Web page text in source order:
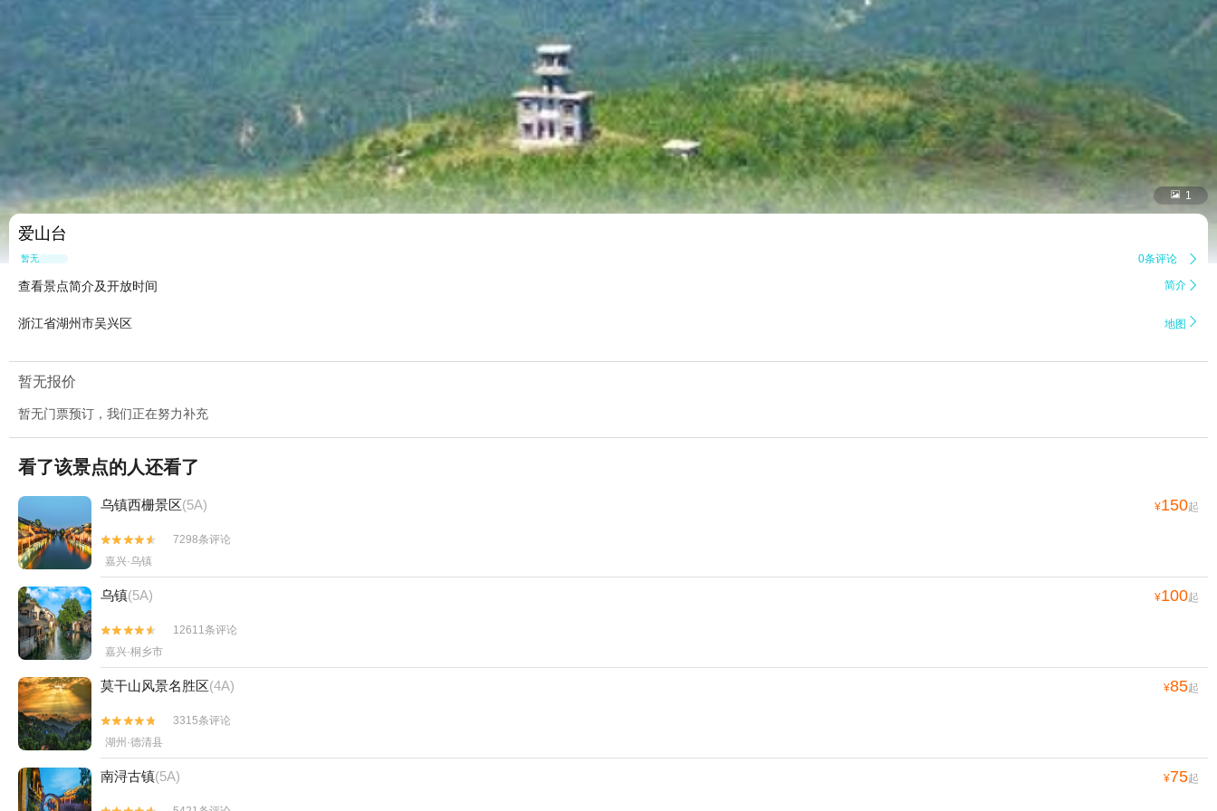
 1
爱山台
暂无点评 0条评论 
查看景点简介及开放时间 简介 
浙江省湖州市吴兴区 地图 
暂无报价
暂无门票预订，我们正在努力补充
看了该景点的人还看了
乌镇西栅景区(5A) ¥150起


7298条评论
嘉兴·乌镇
乌镇(5A) ¥100起


12611条评论
嘉兴·桐乡市
莫干山风景名胜区(4A) ¥85起


3315条评论
湖州·德清县
南浔古镇(5A) ¥75起